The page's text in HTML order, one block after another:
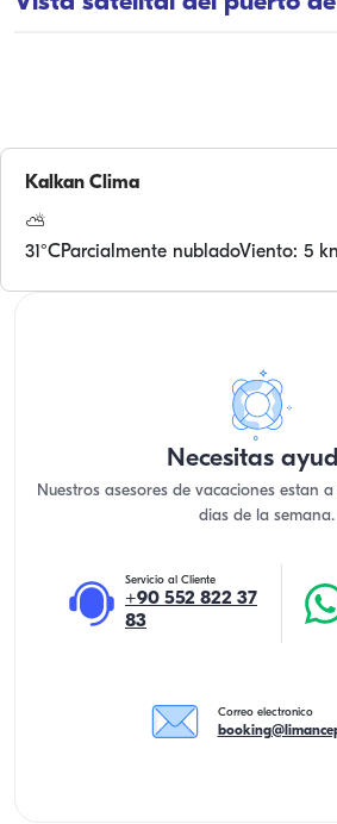
Kalkan Clima
⛅
31°CParcialmente nubladoViento: 5 kn
Necesitas
Nuestros asesores de vacaciones estan
dias de la semana.
Servicio al Cliente
+90 552 822 37
83
Correo electronico